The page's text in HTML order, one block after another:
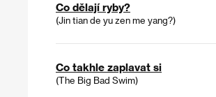
Co dělají ryby?
(Jin tian de yu zen me yang?)
Co takhle zaplavat si
(The Big Bad Swim)